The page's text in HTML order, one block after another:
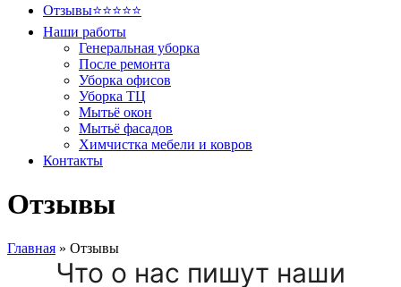
Отзывы⭐⭐⭐⭐⭐
Наши работы
Генеральная уборка
После ремонта
Уборка офисов
Уборка ТЦ
Мытьё окон
Мытьё фасадов
Химчистка мебели и ковров
Контакты
Отзывы
Главная » Отзывы
Что о нас пишут наши